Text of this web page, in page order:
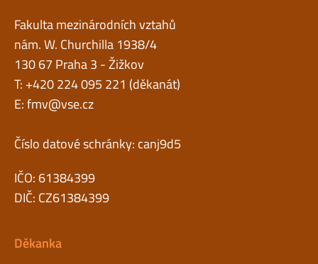
Fakulta mezinárodních vztahů
nám. W. Churchilla 1938/4
130 67 Praha 3 - Žižkov
T: +420 224 095 221 (děkanát)
E:fmv@vse.cz
Číslo datové schránky: canj9d5
IČO: 61384399
DIČ: CZ61384399
Děkanka